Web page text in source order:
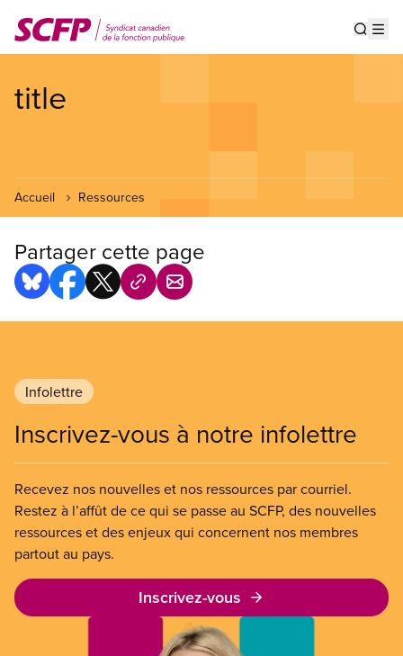
au
contenu
title
Accueil Ressources
Partager cette page
Infolettre
Inscrivez-vous à notre infolettre
Recevez nos nouvelles et nos ressources par courriel.
Restez à l’affût de ce qui se passe au SCFP, des nouvelles
ressources et des enjeux qui concernent nos membres
partout au pays.
Inscrivez-vous